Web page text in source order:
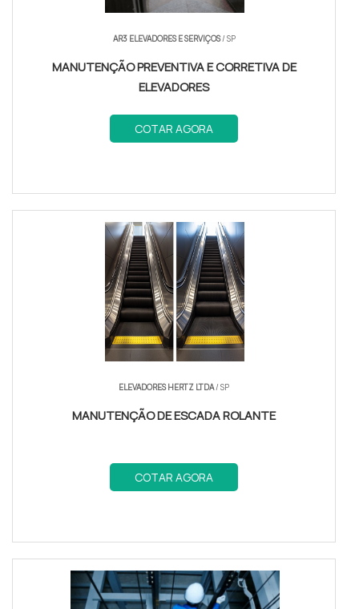
AR3 ELEVADORES E SERVIÇOS/ SP
MANUTENÇÃO PREVENTIVA E CORRETIVA DE
ELEVADORES
COTAR AGORA
ELEVADORES HERTZ LTDA/ SP
MANUTENÇÃO DE ESCADA ROLANTE
COTAR AGORA